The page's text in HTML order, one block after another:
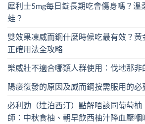
犀利士5mg每日錠長期吃會傷身嗎？溫
蛙？
雙效果凍威而鋼什麼時候吃最有效？
正確用法全攻略
樂威壯不適合哪類人群使用：伐地那非
陽痿復發的原因及威而鋼按需服用的必
必利勁（達泊西汀）點解唔該同葡萄柚
師：中秋食柚、朝早飲西柚汁降血壓